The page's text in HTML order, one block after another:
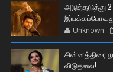
அடுத்தடுத்து
Unknown
சின்னத்திரை
விடுதலை!